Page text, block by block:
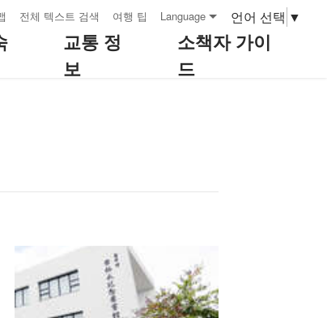
전체 텍스트 검색 여행 팁 Language 언어 선택 ▼
교통 정
보
소책자 가이
드